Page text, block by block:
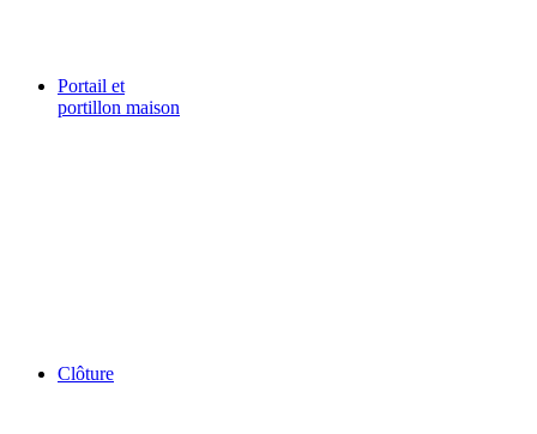
Portail et
portillon maison
Clôture